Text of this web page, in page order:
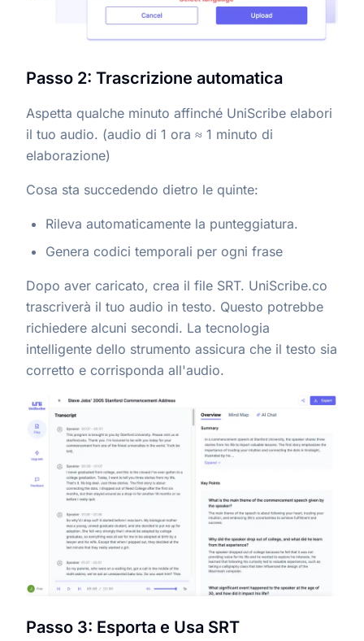
Passo 2: Trascrizione automatica
Aspetta qualche minuto affinché UniScribe elabori
il tuo audio. (audio di 1 ora ≈ 1 minuto di
elaborazione)
Cosa sta succedendo dietro le quinte:
Rileva automaticamente la punteggiatura.
Genera codici temporali per ogni frase
Dopo aver caricato, crea il file SRT. UniScribe.co
trascriverà il tuo audio in testo. Questo potrebbe
richiedere alcuni secondi. La tecnologia
intelligente dello strumento assicura che il testo sia
corretto e corrisponda all'audio.
Passo 3: Esporta e Usa SRT